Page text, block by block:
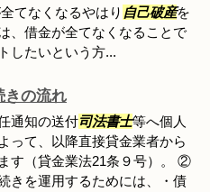
てなくなるやはり 自己破産を
、借金が全てなくなることで
したいという方...
きの流れ
通知の送付司法書士等へ個人
って、以降直接貸金業者から
す（貸金業法21条９号）。 ②
きを運用するためには、・債